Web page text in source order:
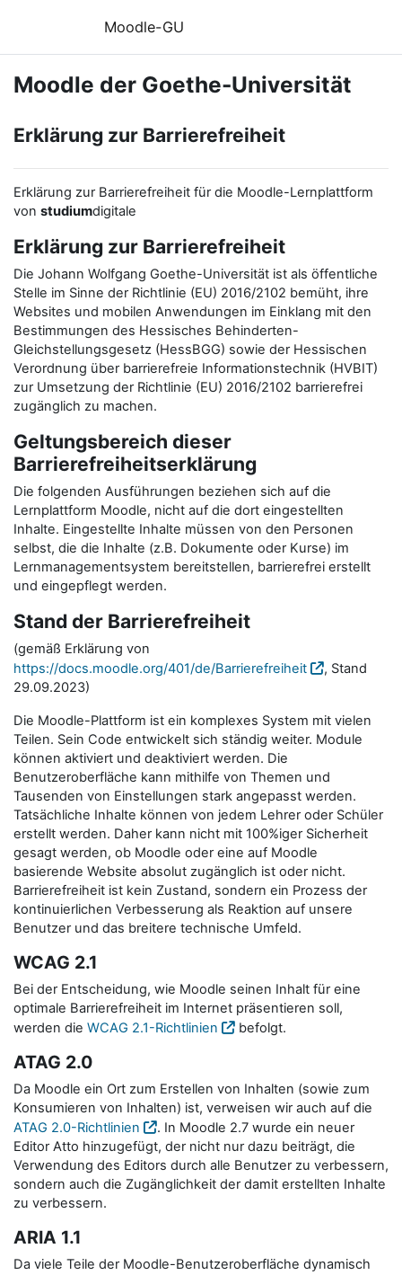
Moodle-GU
Moodle der Goethe-Universität
Erklärung zur Barrierefreiheit
Erklärung zur Barrierefreiheit für die Moodle-Lernplattform
von studiumdigitale
Erklärung zur Barrierefreiheit
Die Johann Wolfgang Goethe-Universität ist als öffentliche
Stelle im Sinne der Richtlinie (EU) 2016/2102 bemüht, ihre
Websites und mobilen Anwendungen im Einklang mit den
Bestimmungen des Hessisches Behinderten-
Gleichstellungsgesetz (HessBGG) sowie der Hessischen
Verordnung über barrierefreie Informationstechnik (HVBIT)
zur Umsetzung der Richtlinie (EU) 2016/2102 barrierefrei
zugänglich zu machen.
Geltungsbereich dieser
Barrierefreiheitserklärung
Die folgenden Ausführungen beziehen sich auf die
Lernplattform Moodle, nicht auf die dort eingestellten
Inhalte. Eingestellte Inhalte müssen von den Personen
selbst, die die Inhalte (z.B. Dokumente oder Kurse) im
Lernmanagementsystem bereitstellen, barrierefrei erstellt
und eingepflegt werden.
Stand der Barrierefreiheit
(gemäß Erklärung von
https://docs.moodle.org/401/de/Barrierefreiheit
, Stand
29.09.2023)
Die Moodle-Plattform ist ein komplexes System mit vielen
Teilen. Sein Code entwickelt sich ständig weiter. Module
können aktiviert und deaktiviert werden. Die
Benutzeroberfläche kann mithilfe von Themen und
Tausenden von Einstellungen stark angepasst werden.
Tatsächliche Inhalte können von jedem Lehrer oder Schüler
erstellt werden. Daher kann nicht mit 100%iger Sicherheit
gesagt werden, ob Moodle oder eine auf Moodle
basierende Website absolut zugänglich ist oder nicht.
Barrierefreiheit ist kein Zustand, sondern ein Prozess der
kontinuierlichen Verbesserung als Reaktion auf unsere
Benutzer und das breitere technische Umfeld.
WCAG 2.1
Bei der Entscheidung, wie Moodle seinen Inhalt für eine
optimale Barrierefreiheit im Internet präsentieren soll,
werden die WCAG 2.1-Richtlinien befolgt.
ATAG 2.0
Da Moodle ein Ort zum Erstellen von Inhalten (sowie zum
Konsumieren von Inhalten) ist, verweisen wir auch auf die
ATAG 2.0-Richtlinien
. In Moodle 2.7 wurde ein neuer
Editor Atto hinzugefügt, der nicht nur dazu beiträgt, die
Verwendung des Editors durch alle Benutzer zu verbessern,
sondern auch die Zugänglichkeit der damit erstellten Inhalte
zu verbessern.
ARIA 1.1
Da viele Teile der Moodle-Benutzeroberfläche dynamisch